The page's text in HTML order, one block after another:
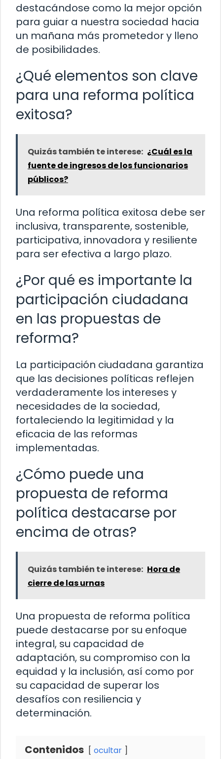
destacándose como la mejor opción
para guiar a nuestra sociedad hacia
un mañana más prometedor y lleno
de posibilidades.
¿Qué elementos son clave
para una reforma política
exitosa?
Quizás también te interese: ¿Cuál es la
fuente de ingresos de los funcionarios
públicos?
Una reforma política exitosa debe ser
inclusiva, transparente, sostenible,
participativa, innovadora y resiliente
para ser efectiva a largo plazo.
¿Por qué es importante la
participación ciudadana
en las propuestas de
reforma?
La participación ciudadana garantiza
que las decisiones políticas reflejen
verdaderamente los intereses y
necesidades de la sociedad,
fortaleciendo la legitimidad y la
eficacia de las reformas
implementadas.
¿Cómo puede una
propuesta de reforma
política destacarse por
encima de otras?
Quizás también te interese: Hora de
cierre de las urnas
Una propuesta de reforma política
puede destacarse por su enfoque
integral, su capacidad de
adaptación, su compromiso con la
equidad y la inclusión, así como por
su capacidad de superar los
desafíos con resiliencia y
determinación.
Contenidos ocultar